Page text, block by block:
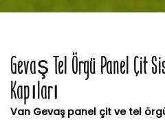
Gevaş Tel Örgü Panel Çit
Kapıları
Van Gevaş panel çit ve tel